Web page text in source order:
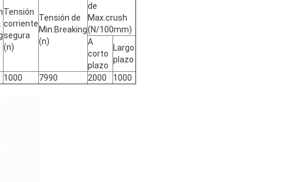
Tensión
corriente
segura
(n)
Tensión de
Min.Breaking
(n)
de
Max.crush
(N/100mm)
A
corto
plazo
Largo
plazo
1000 7990 2000 1000